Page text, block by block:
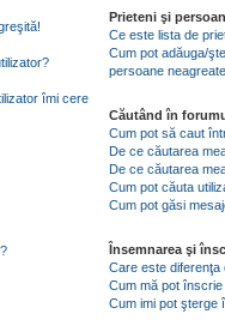
îmi cere
Prieteni şi
Ce este lista de
Cum pot adăuga/
persoane
Căutând în
Cum pot să caut
De ce căutarea
De ce căutarea
Cum pot căuta
Cum pot găsi
Însemnarea şi
Care este
Cum mă pot
Cum imi pot şterge